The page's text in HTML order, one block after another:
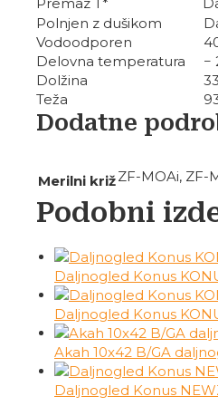
Polnjen z dušikom
Vodoodporen
Delovna temperatura
−
Dolžina
Teža
Dodatne
Merilni križZF-MOAi, ZF-
Podobni
Daljnogled Konus
Daljnogled Konus
Akah 10x42 B/GA
Daljnogled Konus